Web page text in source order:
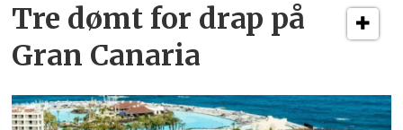
Tre dømt for drap på
Gran Canaria